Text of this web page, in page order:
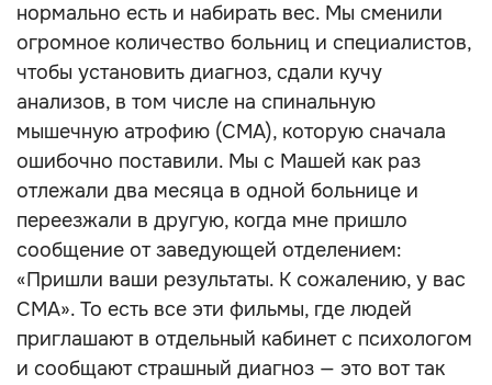
нормально есть и набирать вес. Мы сменили
огромное количество больниц и специалистов,
чтобы установить диагноз, сдали кучу
анализов, в том числе на спинальную
мышечную атрофию (СМА), которую сначала
ошибочно поставили. Мы с Машей как раз
отлежали два месяца в одной больнице и
переезжали в другую, когда мне пришло
сообщение от заведующей отделением:
«Пришли ваши результаты. К сожалению, у вас
СМА». То есть все эти фильмы, где людей
приглашают в отдельный кабинет с психологом
и сообщают страшный диагноз — это вот так